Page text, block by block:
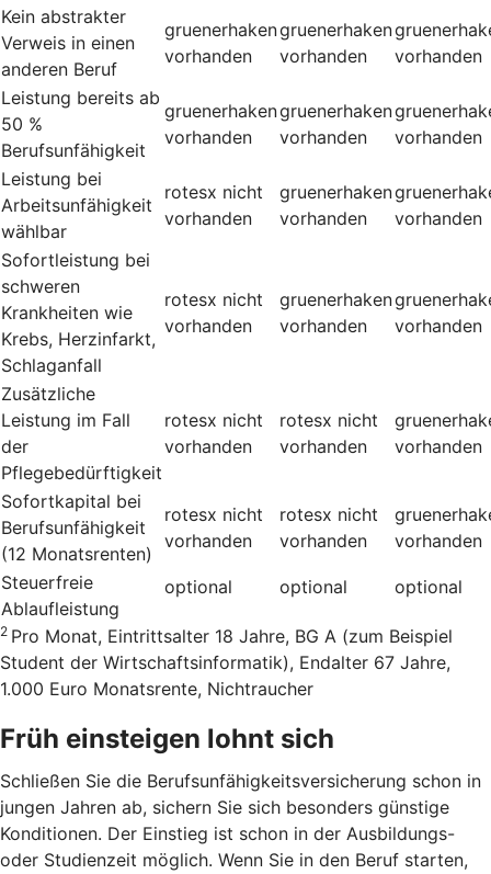
Kein abstrakter
Verweis in einen
anderen Beruf
gruenerhaken
vorhanden
gruenerhaken
vorhanden
vorhanden
Leistung bereits ab
50 %
Berufsunfähigkeit
gruenerhaken
vorhanden
gruenerhaken
vorhanden
vorhanden
Leistung bei
Arbeitsunfähigkeit
wählbar
rotesx nicht
vorhanden
gruenerhaken
vorhanden
vorhanden
Sofortleistung bei
schweren
Krankheiten wie
Krebs, Herzinfarkt,
Schlaganfall
rotesx nicht
vorhanden
gruenerhaken
vorhanden
vorhanden
Zusätzliche
Leistung im Fall
der
Pflegebedürftigkeit
rotesx nicht
vorhanden
rotesx nicht
vorhanden
vorhanden
Sofortkapital bei
Berufsunfähigkeit
(12 Monatsrenten)
rotesx nicht
vorhanden
rotesx nicht
vorhanden
vorhanden
Steuerfreie
Ablaufleistung
optional optional optional
2 Pro Monat, Eintrittsalter 18 Jahre, BG A (zum Beispiel
Student der Wirtschaftsinformatik), Endalter 67 Jahre,
1.000 Euro Monatsrente, Nichtraucher
Früh einsteigen lohnt sich
Schließen Sie die Berufsunfähigkeitsversicherung schon in
jungen Jahren ab, sichern Sie sich besonders günstige
Konditionen. Der Einstieg ist schon in der Ausbildungs-
oder Studienzeit möglich. Wenn Sie in den Beruf starten,